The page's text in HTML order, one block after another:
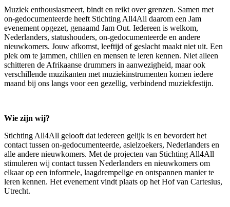
Muziek enthousiasmeert, bindt en reikt over grenzen. Samen met
on-gedocumenteerde heeft Stichting All4All daarom een Jam
evenement opgezet, genaamd Jam Out. Iedereen is welkom,
Nederlanders, statushouders, on-gedocumenteerde en andere
nieuwkomers. Jouw afkomst, leeftijd of geslacht maakt niet uit. Een
plek om te jammen, chillen en mensen te leren kennen. Niet alleen
schitteren de Afrikaanse drummers in aanwezigheid, maar ook
verschillende muzikanten met muziekinstrumenten komen iedere
maand bij ons langs voor een gezellig, verbindend muziekfestijn.
Wie zijn wij?
Stichting All4All gelooft dat iedereen gelijk is en bevordert het
contact tussen on-gedocumenteerde, asielzoekers, Nederlanders en
alle andere nieuwkomers. Met de projecten van Stichting All4All
stimuleren wij contact tussen Nederlanders en nieuwkomers om
elkaar op een informele, laagdrempelige en ontspannen manier te
leren kennen. Het evenement vindt plaats op het Hof van Cartesius,
Utrecht.